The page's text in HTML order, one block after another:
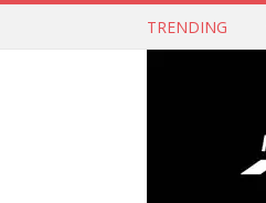
TRENDING